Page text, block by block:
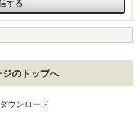
ジのトップへ
ウンロード